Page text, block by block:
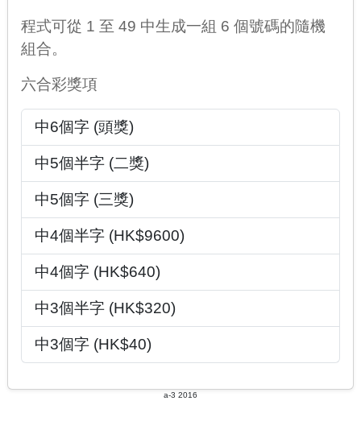
程式可從 1 至 49 中生成一組 6 個號碼的隨機
組合。
六合彩獎項
中6個字 (頭獎)
中5個半字 (二獎)
中5個字 (三獎)
中4個半字 (HK$9600)
中4個字 (HK$640)
中3個半字 (HK$320)
中3個字 (HK$40)
a-3 2016